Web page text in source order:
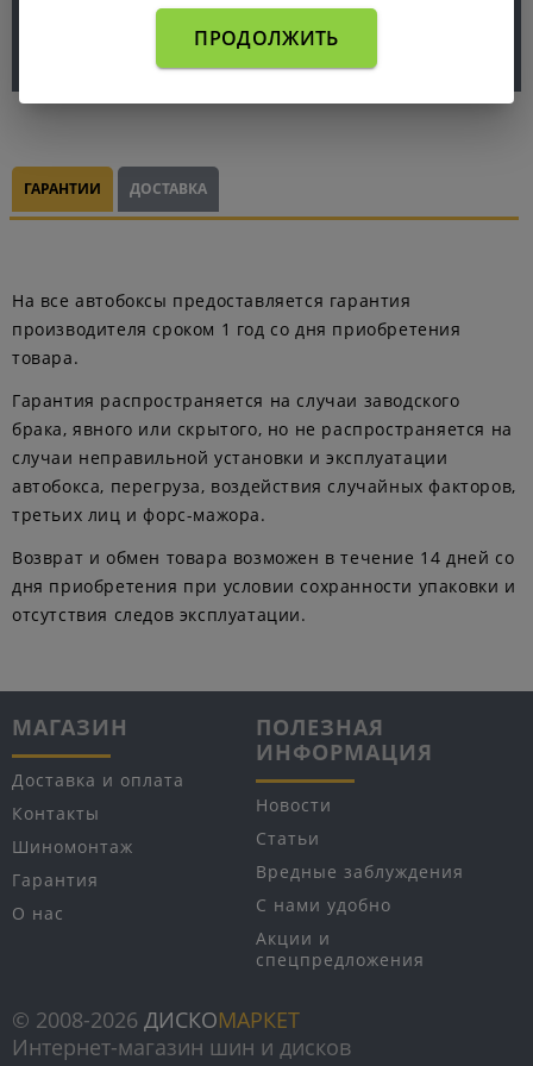
ПРОДОЛЖИТЬ
ГАРАНТИИ ДОСТАВКА
На все автобоксы предоставляется гарантия
производителя сроком 1 год со дня приобретения
товара.
Гарантия распространяется на случаи заводского
брака, явного или скрытого, но не распространяется на
случаи неправильной установки и эксплуатации
автобокса, перегруза, воздействия случайных факторов,
третьих лиц и форс-мажора.
Возврат и обмен товара возможен в течение 14 дней со
дня приобретения при условии сохранности упаковки и
отсутствия следов эксплуатации.
МАГАЗИН
Доставка и оплата
Контакты
Шиномонтаж
Гарантия
О нас
ПОЛЕЗНАЯ
ИНФОРМАЦИЯ
Новости
Статьи
Вредные заблуждения
С нами удобно
Акции и
спецпредложения
© 2008-2026 ДИСКОМАРКЕТ
Интернет-магазин шин и дисков